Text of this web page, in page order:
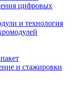
цифровых
и технология
и стажировки